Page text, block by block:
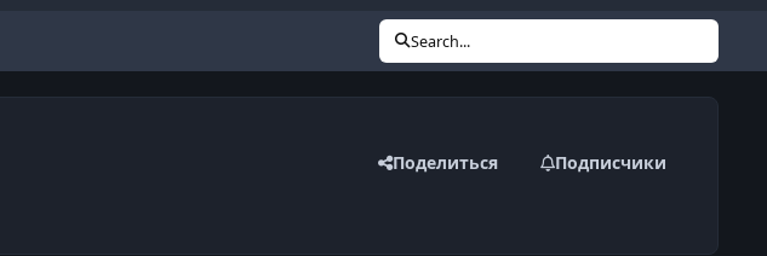
Search...
Поделиться Подписчики